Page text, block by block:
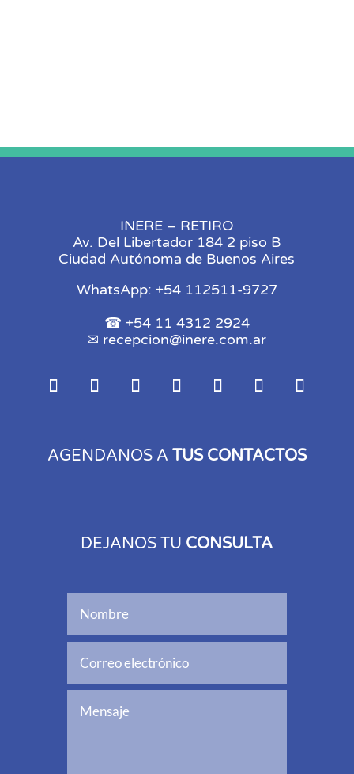
INERE – RETIRO
Av. Del Libertador 184 2 piso B
Ciudad Autónoma de Buenos Aires
WhatsApp: +54 112511-9727
☎ +54 11 4312 2924
✉ recepcion@inere.com.ar
AGENDANOS A TUS CONTACTOS
DEJANOS TU CONSULTA